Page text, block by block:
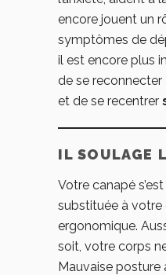
encore jouent un
symptômes de
il est encore plus
de se
et de se recentrer
IL SOULAGE
Votre canapé
substituée à votre
ergonomique.
soit, votre corps
Mauvaise posture